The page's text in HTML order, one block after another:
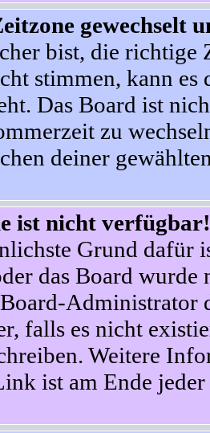
gewechselt
bist, die richtige
stimmen, kann es
Das Board ist
zu
deiner
ist nicht verfügbar!
Grund dafür
das Board wurde
Administrator
falls es nicht
Weitere
ist am Ende jeder